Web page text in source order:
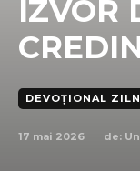
IZVOR
DEVOȚIONAL
17 mai 2026 de: